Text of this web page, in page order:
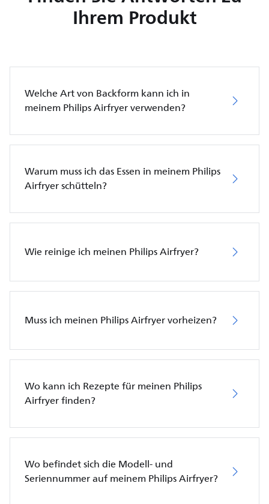
Ihrem Produkt
Welche Art von Backform kann ich in
meinem Philips Airfryer verwenden?
Warum muss ich das Essen in meinem Philips
Airfryer schütteln?
Wie reinige ich meinen Philips Airfryer?
Muss ich meinen Philips Airfryer vorheizen?
Wo kann ich Rezepte für meinen Philips
Airfryer finden?
Wo befindet sich die Modell- und
Seriennummer auf meinem Philips Airfryer?